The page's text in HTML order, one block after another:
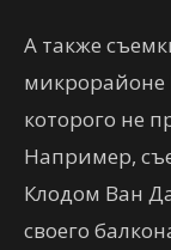
А также
микрорайоне
которого не
Например,
Клодом Ван
своего